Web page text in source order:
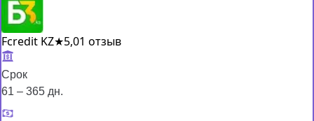
Fcredit KZ★5,01 отзыв
Срок
61 – 365 дн.